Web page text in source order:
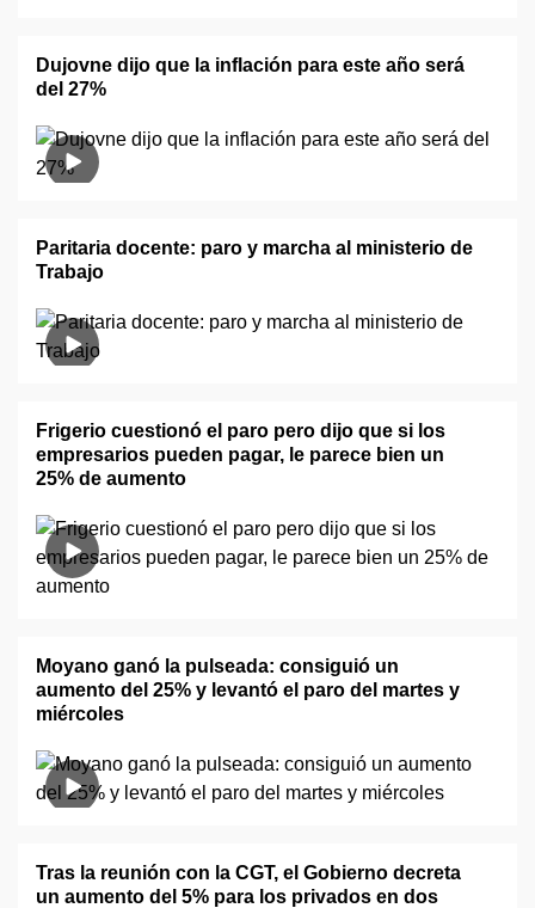
Dujovne dijo que la inflación para este año será
del 27%
Paritaria docente: paro y marcha al ministerio de
Trabajo
Frigerio cuestionó el paro pero dijo que si los
empresarios pueden pagar, le parece bien un
25% de aumento
Moyano ganó la pulseada: consiguió un
aumento del 25% y levantó el paro del martes y
miércoles
Tras la reunión con la CGT, el Gobierno decreta
un aumento del 5% para los privados en dos